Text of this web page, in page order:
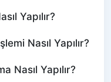
Yapılır?
Nasıl Yapılır?
Nasıl Yapılır?